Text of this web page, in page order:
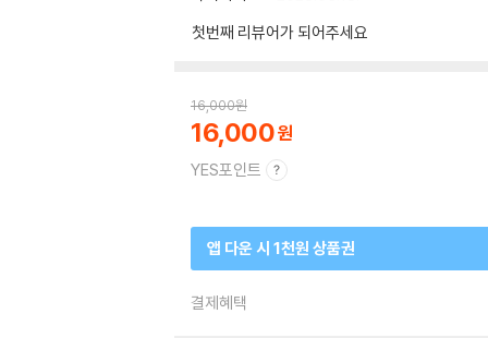
첫번째 리뷰어가 되어주세요
16,000원
16,000
YES포인트
앱 다운 시 1천원 상품권
결제혜택